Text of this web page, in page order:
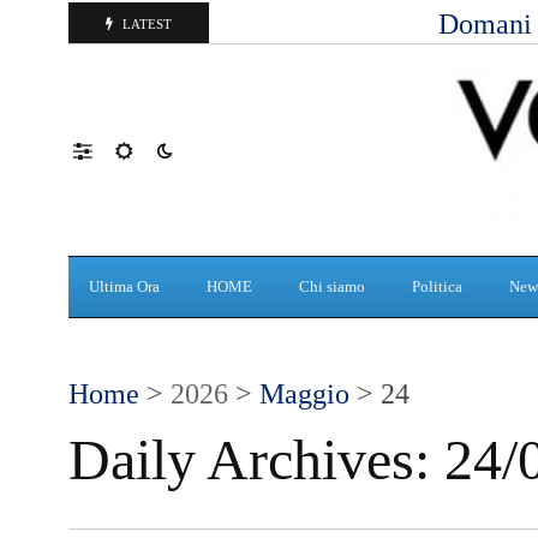
LATEST
Ultima Ora HOME Chi siamo Politica
Home > 2026 > Maggio > 24
Daily Archives: 24/